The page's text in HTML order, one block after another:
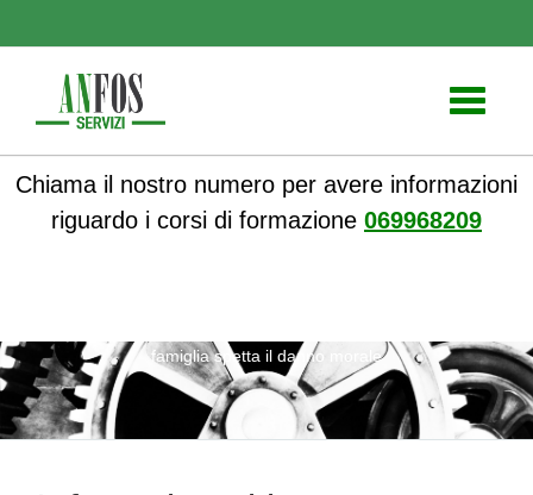
Toggle
Chiama il nostro numero per avere informazioni
riguardo i corsi di formazione 069968209
famiglia spetta il danno morale